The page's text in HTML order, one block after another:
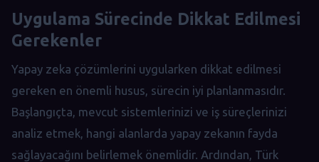
Uygulama Sürecinde Dikkat Edilmesi
Gerekenler
Yapay zeka çözümlerini uygularken dikkat edilmesi
gereken en önemli husus, sürecin iyi planlanmasıdır.
Başlangıçta, mevcut sistemlerinizi ve iş süreçlerinizi
analiz etmek, hangi alanlarda yapay zekanın fayda
sağlayacağını belirlemek önemlidir. Ardından, Türk